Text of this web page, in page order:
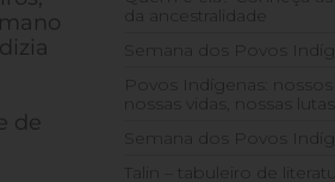
de
da ancestralidade
Semana dos Povos
Povos Indígenas:
nossas vidas, nossas lutas
Semana dos Povos
Talin – tabuleiro de